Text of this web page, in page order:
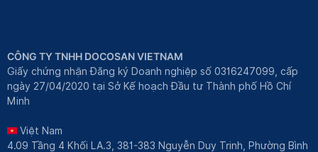
CÔNG TY TNHH DOCOSAN VIETNAM
Giấy chứng nhận Đăng ký Doanh nghiệp số 0316247099, cấp
ngày 27/04/2020 tại Sở Kế hoạch Đầu tư Thành phố Hồ Chí
Minh
Việt Nam
4.09 Tầng 4 Khối LA.3, 381-383 Nguyễn Duy Trinh, Phường Bình